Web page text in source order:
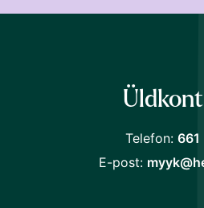
Loe soodsamalt!
Liitu Raamat24 uudiskirjaga
30% soodustust.
Telefon: 661
E-post: